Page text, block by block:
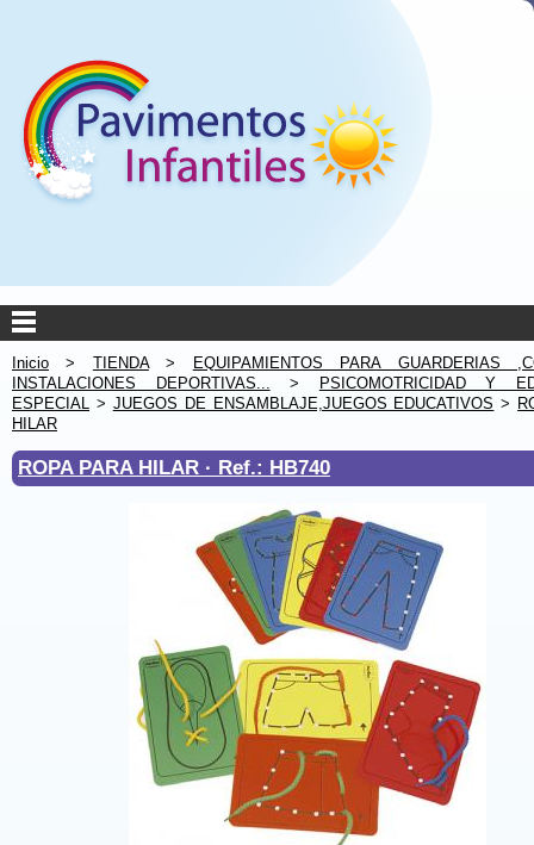
Inicio > TIENDA>
EQUIPAMIENTOS PARA GUARDERIAS
INSTALACIONES DEPORTIVAS... >
PSICOMOTRICIDAD Y
ESPECIAL > JUEGOS DE ENSAMBLAJE,JUEGOS EDUCATIVOS >
HILAR
ROPA PARA HILAR · Ref.: HB740